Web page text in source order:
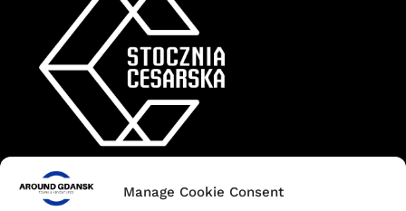
Manage Cookie Consent
Kontakt